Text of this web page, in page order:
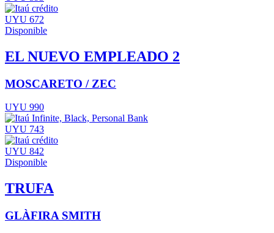
UYU 672
Disponible
EL NUEVO EMPLEADO 2
MOSCARETO / ZEC
UYU 990
UYU 743
UYU 842
Disponible
TRUFA
GLÀFIRA SMITH